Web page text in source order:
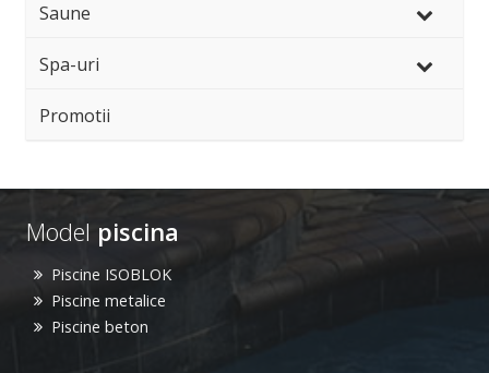
Saune
Spa-uri
Promotii
Model piscina
Piscine ISOBLOK
Piscine metalice
Piscine beton